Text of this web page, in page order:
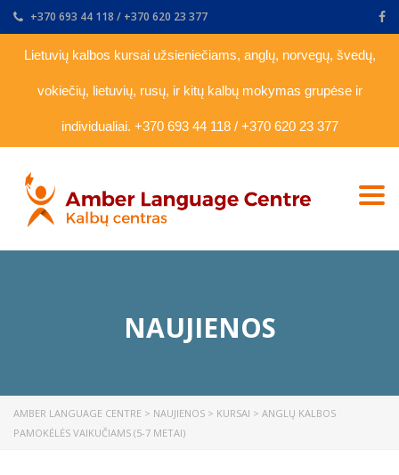
+370 693 44 118 / +370 620 23 377
Lietuvių kalbos kursai užsieniečiams, anglų, norvegų, švedų,
vokiečių, lietuvių, rusų, ir kitų kalbų mokymas grupėse ir
individualiai. +370 693 44 118 / +370 620 23 377
NAUJIENOS
AMBER LANGUAGE CENTRE > NAUJIENOS > KURSAI > ANGLŲ KALBOS
PAMOKĖLĖS VAIKUČIAMS (5-7 METAI)